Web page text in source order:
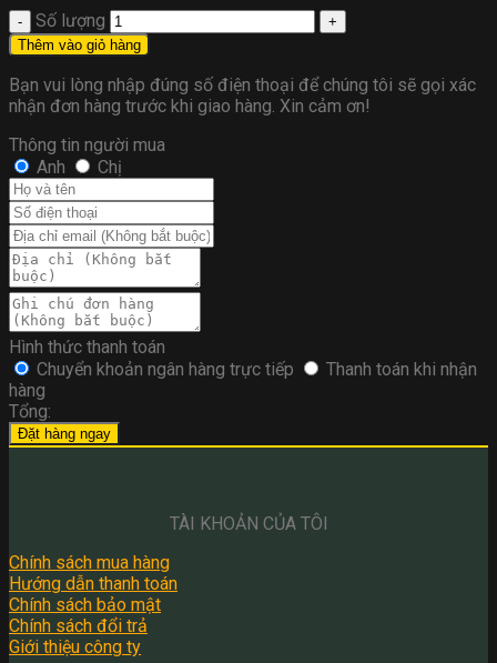
Số lượng
Thêm vào giỏ hàng
Bạn vui lòng nhập đúng số điện thoại để chúng tôi sẽ gọi xác
nhận đơn hàng trước khi giao hàng. Xin cảm ơn!
Thông tin người mua
Anh
Chị
Hình thức thanh toán
Chuyển khoản ngân hàng trực tiếp
Thanh toán khi nhận
hàng
Tổng:
Đặt hàng ngay
TÀI KHOẢN CỦA TÔI
Chính sách mua hàng
Hướng dẫn thanh toán
Chính sách bảo mật
Chính sách đổi trả
Giới thiệu công ty